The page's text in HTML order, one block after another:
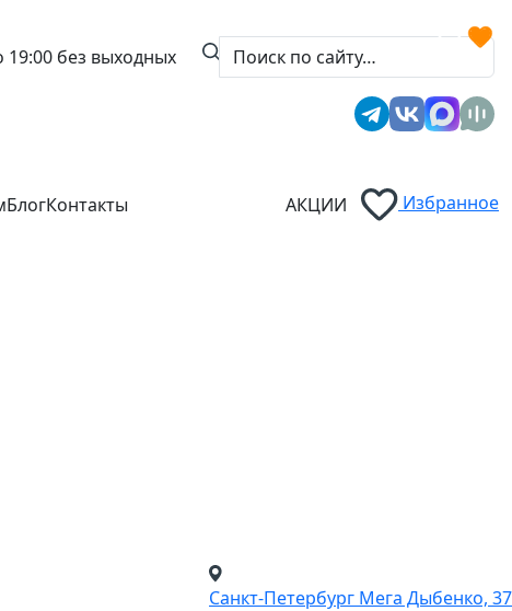
19:00 без выходных
БлогКонтакты АКЦИИ Избранное
Санкт-Петербург Мега Дыбенко, 37